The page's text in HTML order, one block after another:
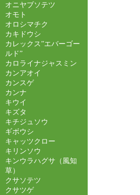
オニヤブソテツ
オモト
オロシマチク
カキドウシ
カレックス”エバーゴー
ルド”
カロライナジャスミン
カンアオイ
カンスゲ
カンナ
キウイ
キズタ
キチジュソウ
ギボウシ
キャッツクロー
キリンソウ
キンウラハグサ（風知
草）
クサソテツ
クサツゲ